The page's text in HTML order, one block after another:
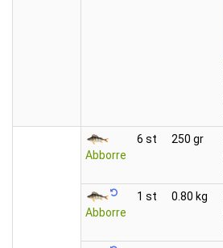
Abborre
6 st 250 gr
Abborre
1 st 0.80 kg